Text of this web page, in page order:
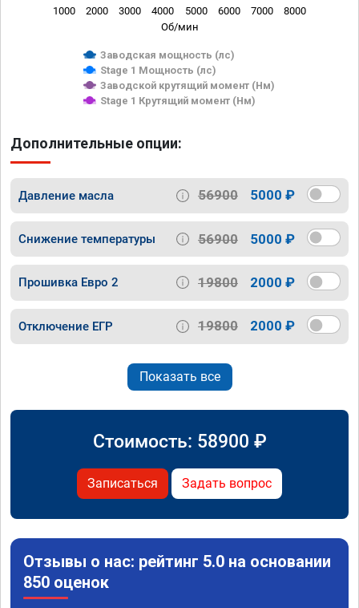
Об/мин
Заводская мощность (лс)
Stage 1 Мощность (лс)
Заводской крутящий момент (Нм)
Stage 1 Крутящий момент (Нм)
1000 2000 3000 4000 5000 6000 7000 8000
Дополнительные опции:
Давление масла 56900 5000 ₽
Снижение температуры 56900 5000 ₽
Прошивка Евро 2 19800 2000 ₽
Отключение ЕГР 19800 2000 ₽
Показать все
Стоимость: 58900 ₽
Записаться Задать вопрос
Отзывы о нас: рейтинг 5.0 на основании
850 оценок